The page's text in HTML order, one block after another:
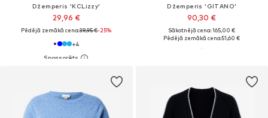
Džemperis 'KCLizzy'
29,96 €
Pēdējā zemākā cena:39,95 €-25%
+4
Džemperis 'GITANO'
90,30 €
Sākotnējā cena: 165,00 €
Pēdējā zemākā cena:51,60 €